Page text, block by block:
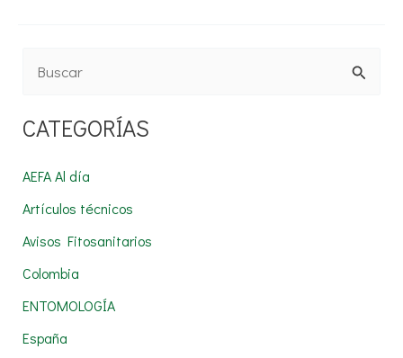
s
r
p
o
r
:
CATEGORÍAS
AEFA Al día
Artículos técnicos
Avisos Fitosanitarios
Colombia
ENTOMOLOGÍA
España